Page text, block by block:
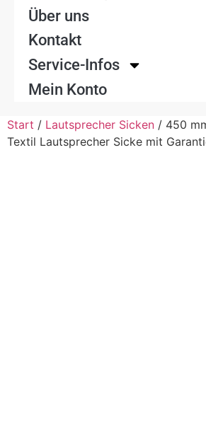
Über uns
Kontakt
Service-Infos
Mein Konto
Start / Lautsprecher Sicken / 450
Textil Lautsprecher Sicke mit